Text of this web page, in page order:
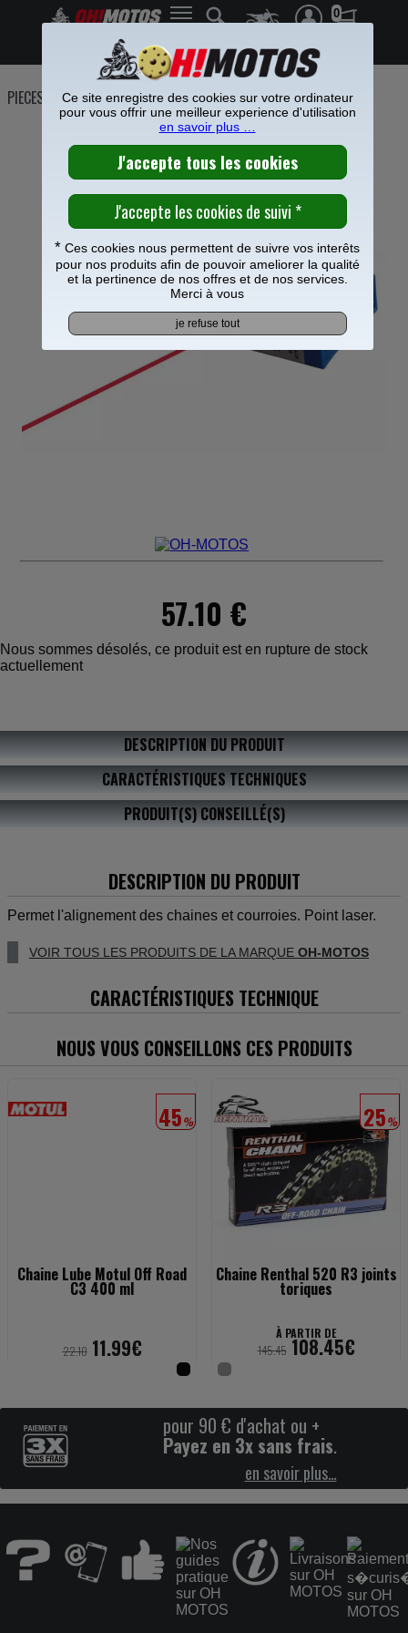
0
Frais de port offerts à partir de 49€
PIECES MOTO>Transmission>
ALIGNE CHAINE LASER
57.10 €
Nous sommes désolés, ce produit est en rupture de stock
actuellement
DESCRIPTION DU PRODUIT
CARACTÉRISTIQUES TECHNIQUES
PRODUIT(S) CONSEILLÉ(S)
DESCRIPTION DU PRODUIT
Permet l'alignement des chaines et courroies. Point laser.
VOIR TOUS LES PRODUITS DE LA MARQUE OH-MOTOS
CARACTÉRISTIQUES TECHNIQUE
NOUS VOUS CONSEILLONS CES PRODUITS
45%
Chaine Lube Motul Off Road
C3 400 ml
22.1011.99€
25%
Chaine Renthal 520 R3 joints
toriques
À PARTIR DE
145.45108.45€
46%
Chaine afam 520 MR2 OR
pour 90 € d'achat ou +
Payez en 3x sans frais.
en savoir plus…
Ce site enregistre des cookies sur votre ordinateur
pour vous offrir une meilleur experience d'utilisation
en savoir plus …
* Ces cookies nous permettent de suivre vos interêts
pour nos produits afin de pouvoir ameliorer la qualité
et la pertinence de nos offres et de nos services.
Merci à vous